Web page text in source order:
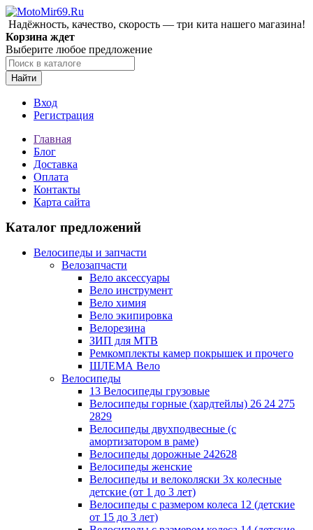
Надёжность, качество, скорость — три кита нашего магазина!
Корзина ждет
Выберите любое предложение
Найти
Вход
Регистрация
Главная
Блог
Доставка
Оплата
Контакты
Карта сайта
Каталог предложений
Велосипеды и запчасти
Велозапчасти
Вело аксессуары
Вело инструмент
Вело химия
Вело экипировка
Велорезина
ЗИП для MTB
Ремкомплекты камер покрышек и прочего
ШЛЕМА Вело
Велосипеды
13 Велосипеды грузовые
Велосипеды горные (хардтейлы) 26 24 275
2829
Велосипеды двухподвесные (с
амортизатором в раме)
Велосипеды дорожные 242628
Велосипеды женские
Велосипеды и велоколяски 3х колесные
детские (от 1 до 3 лет)
Велосипеды с размером колеса 12 (детские
от 15 до 3 лет)